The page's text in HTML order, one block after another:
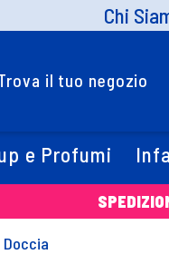
Chi
il tuo negozio
e Profumi